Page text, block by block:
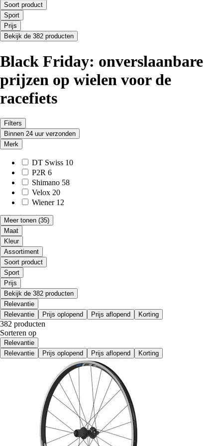
Soort product
Sport
Prijs
Bekijk de 382 producten
Black Friday: onverslaanbare
prijzen op wielen voor de
racefiets
Filters
Binnen 24 uur verzonden
Merk
DT Swiss 10
P2R 6
Shimano 58
Velox 20
Wiener 12
Meer tonen (35)
Maat
Kleur
Assortiment
Soort product
Sport
Prijs
Bekijk de 382 producten
Relevantie
Relevantie
Prijs oplopend Prijs aflopend Korting
382 producten
Sorteren op
Relevantie
Relevantie
Prijs oplopend Prijs aflopend Korting